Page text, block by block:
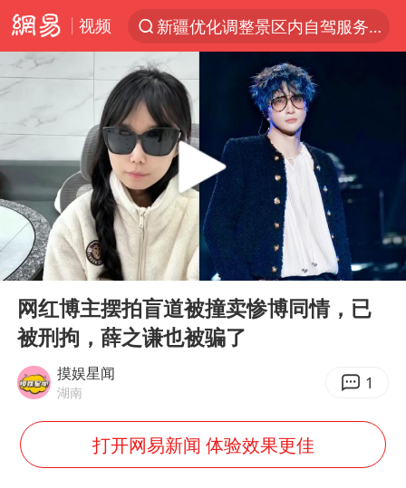
视频
新疆优化调整景区内自驾服务费
光影经济撬动暑期消费新蓝海
“新疆的交警怎么个个像我妈”
香港正式允许“拒绝抢救”
白海豚将正面袭击贯穿浙江
情侣平潭拍日出坠崖1死1伤
《欢迎来龙餐馆》口碑
微信又有新功能，你可以“撤回”你的撤回了！
郑丽文：台湾从来没有“独立”过
杭州全市有序停课
Play
00:00 01:11
网红博主摆拍盲道被撞卖惨博同情，已
被刑拘，薛之谦也被骗了
摸娱星闻
湖南 1
打开网易新闻 体验效果更佳